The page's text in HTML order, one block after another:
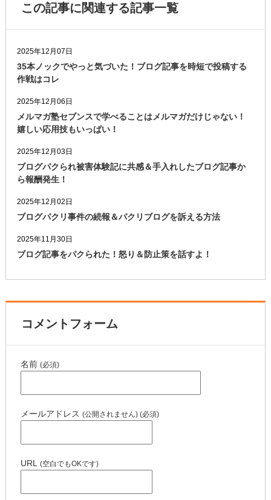
この記事に関連する記事一覧
2025年12月07日
35本ノックでやっと気づいた！ブログ記事を時短で投稿する
作戦はコレ
2025年12月06日
メルマガ塾セブンスで学べることはメルマガだけじゃない！
嬉しい応用技もいっぱい！
2025年12月03日
ブログパクられ被害体験記に共感＆手入れしたブログ記事か
ら報酬発生！
2025年12月02日
ブログパクリ事件の続報＆パクリブログを訴える方法
2025年11月30日
ブログ記事をパクられた！怒り＆防止策を話すよ！
コメントフォーム
名前 (必須)
メールアドレス (公開されません) (必須)
URL (空白でもOKです)